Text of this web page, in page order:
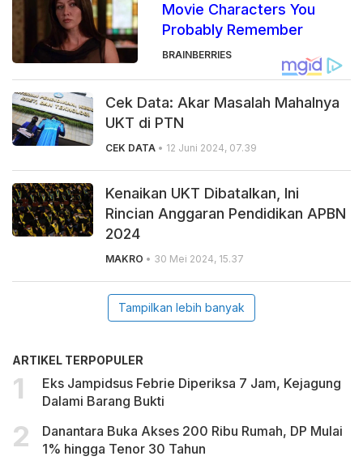
Movie Characters You
Probably Remember
BRAINBERRIES
Cek Data: Akar Masalah Mahalnya
UKT di PTN
CEK DATA • 12 Juni 2024, 07.39
Kenaikan UKT Dibatalkan, Ini
Rincian Anggaran Pendidikan APBN
2024
MAKRO • 30 Mei 2024, 15.37
Tampilkan lebih banyak
ARTIKEL TERPOPULER
Eks Jampidsus Febrie Diperiksa 7 Jam, Kejagung
Dalami Barang Bukti
Danantara Buka Akses 200 Ribu Rumah, DP Mulai
1% hingga Tenor 30 Tahun